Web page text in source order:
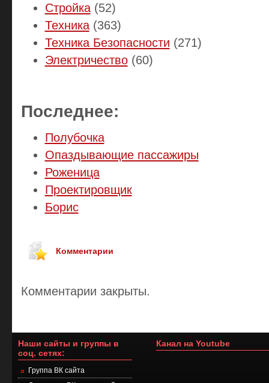
Стройка(52)
Техника(363)
Техника Безопасности (271)
Электричество(60)
Последнее:
Полубочка
Опаздывающие пассажиры
Роженица
Проектировщик
Борис
Комментарии
Комментарии закрыты.
Наши сайты и группы в
соц. сетях:
Группа ВК сайта
Канал на Youtube